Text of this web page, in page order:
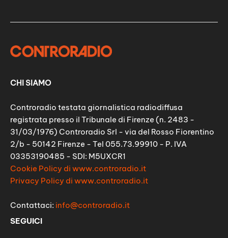
CHI SIAMO
Controradio testata giornalistica radiodiffusa
registrata presso il Tribunale di Firenze (n. 2483 -
31/03/1976) Controradio Srl - via del Rosso Fiorentino
2/b - 50142 Firenze - Tel 055.73.99910 - P. IVA
03353190485 - SDI: M5UXCR1
Cookie Policy di www.controradio.it
Privacy Policy di www.controradio.it
Contattaci: info@controradio.it
SEGUICI